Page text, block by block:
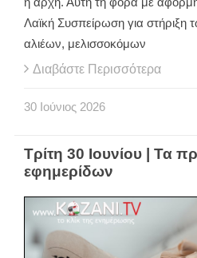
Λαϊκή Συσπείρωση για
αλιέων, μελισσοκόμων
Διαβάστε Περισσότερα
30 Ιούνιος 2026
Τρίτη 30 Ιουνίου | Τα
εφημερίδων